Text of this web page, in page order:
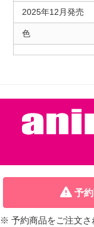
2025年12月発売
色
予
※ 予約商品をご注文さ